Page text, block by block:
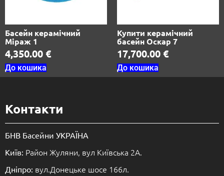
Басейн керамічний
Міраж 1
4,350.00 €
До кошика
Купити керамічний
басейн Оскар 7
17,700.00 €
До кошика
Контакти
БНВ Басейни УКРАЇНА
Київ: Район Жуляни, вул Київська 2А.
Дніпро: вул.Донецьке шосе 166л.